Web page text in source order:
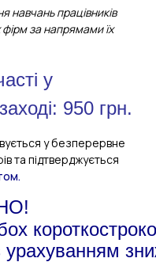
навчань працівників
фірм за напрямами їх
у
950 грн.
у безперервне
та підтверджується
урахуванням